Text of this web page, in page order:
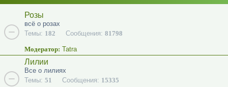
Розы
всё о розах
Темы: 182 Сообщения: 81798
Модератор: Tatra
Лилии
Все о лилиях
Темы: 51 Сообщения: 15335